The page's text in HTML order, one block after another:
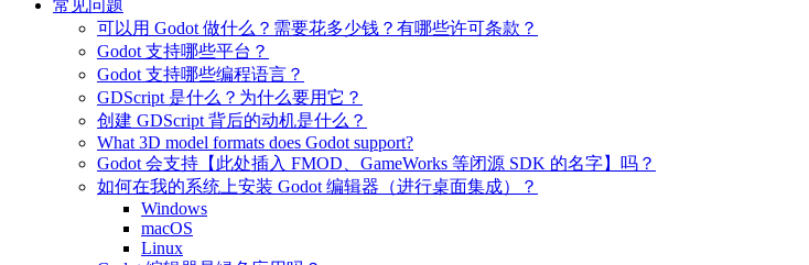
常见问题
可以用 Godot 做什么？需要花多少钱？有哪些许可条款？
Godot 支持哪些平台？
Godot 支持哪些编程语言？
GDScript 是什么？为什么要用它？
创建 GDScript 背后的动机是什么？
What 3D model formats does Godot support?
Godot 会支持【此处插入 FMOD、GameWorks 等闭源 SDK 的名字】吗？
如何在我的系统上安装 Godot 编辑器（进行桌面集成）？
Windows
macOS
Linux